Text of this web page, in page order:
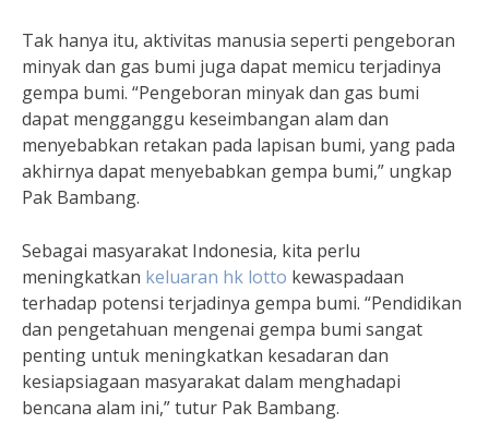
Tak hanya itu, aktivitas manusia seperti pengeboran
minyak dan gas bumi juga dapat memicu terjadinya
gempa bumi. “Pengeboran minyak dan gas bumi
dapat mengganggu keseimbangan alam dan
menyebabkan retakan pada lapisan bumi, yang pada
akhirnya dapat menyebabkan gempa bumi,” ungkap
Pak Bambang.
Sebagai masyarakat Indonesia, kita perlu
meningkatkan keluaran hk lotto kewaspadaan
terhadap potensi terjadinya gempa bumi. “Pendidikan
dan pengetahuan mengenai gempa bumi sangat
penting untuk meningkatkan kesadaran dan
kesiapsiagaan masyarakat dalam menghadapi
bencana alam ini,” tutur Pak Bambang.